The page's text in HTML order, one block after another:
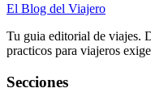
El Blog del Viajero
Tu guia editorial de viajes.
practicos para viajeros
Secciones